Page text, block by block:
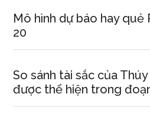
Mô hình dự báo hay quẻ
20
So sánh tài sắc của
được thể hiện trong